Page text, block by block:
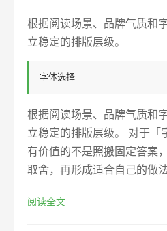
根据阅读场景、品牌气质和
立稳定的排版层级。
字体选择
根据阅读场景、品牌气质和
立稳定的排版层级。 对于「
有价值的不是照搬固定答案
取舍，再形成适合自己的做法
阅读全文